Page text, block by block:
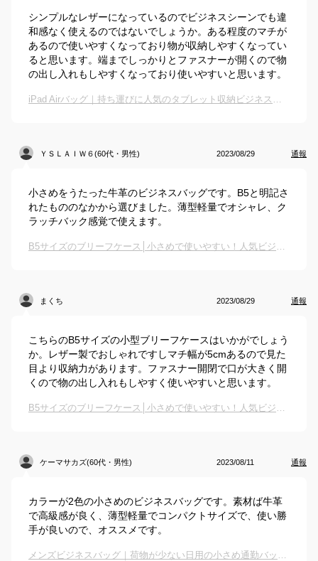
シンプルなレザーになっているのでビジネスシーンでも違
和感なく使えるのではないでしょうか。ある程度のマチが
あるので使いやすくなっており物が収納しやすくなってい
ると思います。端までしっかりとファスナーが開くので物
の出し入れもしやすくなっており使いやすいと思います。
iPad Airバッグ｜持ち運びに人気のタブレット収納ビジネスカバンのおすすめは？
ＹＳＬＡＩＷ６(60代・男性) 2023/08/29 通報
小さめをうたった牛革のビジネスバッグです。B5と明記さ
れたもののなかから選びました。薄型軽量でオシャレ、ク
ラッチバック感覚で使えます。
B5サイズのブリーフケース│小さめで使いやすい！人気ビジネスバッグ（メンズ用）のおすすめは？
まくち 2023/08/29 通報
こちらのB5サイズの小型ブリーフケースはいかがでしょう
か。レザー製でおしゃれですしマチ幅が5cmあるので見た
目より収納力があります。ファスナー開閉で口が大きく開
くので物の出し入れもしやすく使いやすいと思います。
B5サイズのブリーフケース│小さめで使いやすい！人気ビジネスバッグ（メンズ用）のおすすめは？
ケーマサカズ(60代・男性) 2023/08/11 通報
カラーが2色の小さめのビジネスバッグです。素材ば牛革
で高級感が良く、薄型軽量でコンパクトサイズで、使い勝
手が良いので、オススメです。
メンズビジネスバッグ｜荷物が少ない日用の小さめ通勤バッグのおすすめは？